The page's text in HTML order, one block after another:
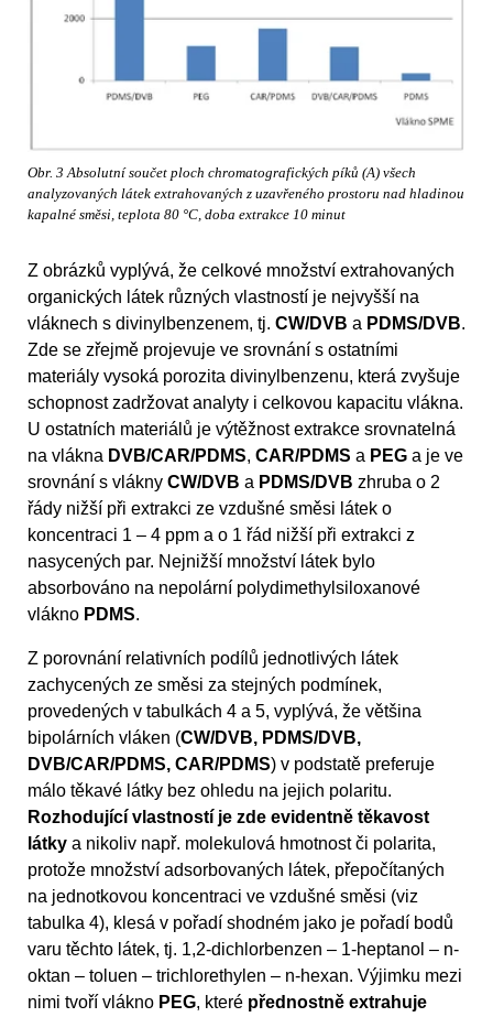
Obr. 3 Absolutní součet ploch chromatografických píků (A) všech
analyzovaných látek extrahovaných z uzavřeného prostoru nad hladinou
kapalné směsi, teplota 80 °C, doba extrakce 10 minut
Z obrázků vyplývá, že celkové množství extrahovaných
organických látek různých vlastností je nejvyšší na
vláknech s divinylbenzenem, tj. CW/DVB a PDMS/DVB.
Zde se zřejmě projevuje ve srovnání s ostatními
materiály vysoká porozita divinylbenzenu, která zvyšuje
schopnost zadržovat analyty i celkovou kapacitu vlákna.
U ostatních materiálů je výtěžnost extrakce srovnatelná
na vlákna DVB/CAR/PDMS, CAR/PDMS a PEG a je ve
srovnání s vlákny CW/DVB a PDMS/DVB zhruba o 2
řády nižší při extrakci ze vzdušné směsi látek o
koncentraci 1 – 4 ppm a o 1 řád nižší při extrakci z
nasycených par. Nejnižší množství látek bylo
absorbováno na nepolární polydimethylsiloxanové
vlákno PDMS.
Z porovnání relativních podílů jednotlivých látek
zachycených ze směsi za stejných podmínek,
provedených v tabulkách 4 a 5, vyplývá, že většina
bipolárních vláken (CW/DVB, PDMS/DVB,
DVB/CAR/PDMS, CAR/PDMS) v podstatě preferuje
málo těkavé látky bez ohledu na jejich polaritu.
Rozhodující vlastností je zde evidentně těkavost
látky a nikoliv např. molekulová hmotnost či polarita,
protože množství adsorbovaných látek, přepočítaných
na jednotkovou koncentraci ve vzdušné směsi (viz
tabulka 4), klesá v pořadí shodném jako je pořadí bodů
varu těchto látek, tj. 1,2-dichlorbenzen – 1-heptanol – n-
oktan – toluen – trichlorethylen – n-hexan. Výjimku mezi
nimi tvoří vlákno PEG, které přednostně extrahuje